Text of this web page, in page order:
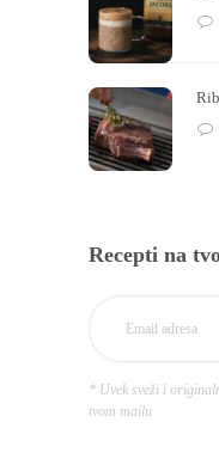
Recepti na
* Uvek sveži i
tvom mailu